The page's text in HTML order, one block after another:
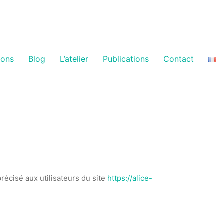
Blog L’atelier Publications Contact
aux utilisateurs du site https://alice-